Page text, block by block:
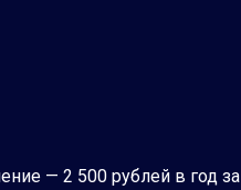
— 2 500 рублей в год за